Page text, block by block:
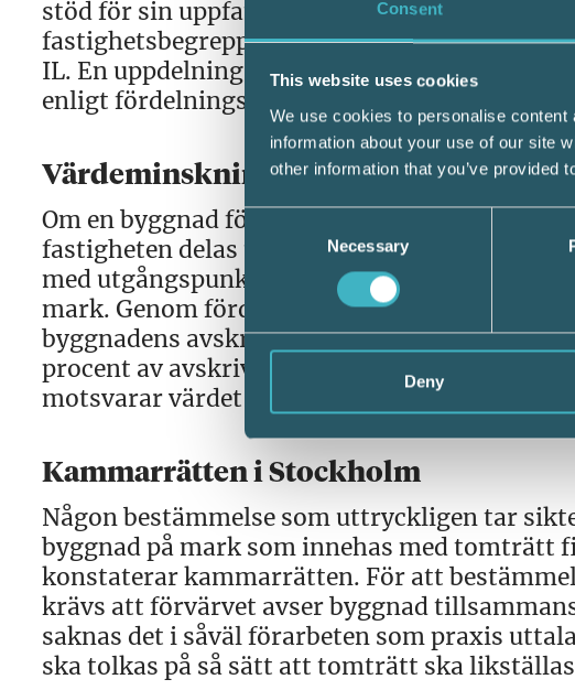
Consent
This website uses cookies
We use cookies to personalise
information about your use of our site
other information that you’ve provided
Consent
Selection
Necessary
Deny
stöd för sin uppfattning hänvisade
fastighetsbegreppet i skattesammanhang.
IL. En uppdelning av anskaffningsvärdet
enligt fördelningsregeln i 19 kap. 11 §
Värdeminskningsavdrag för byggnad
Om en byggnad förvärvas tillsammans med
fastigheten delas upp mellan mark och
med utgångspunkt i fastighetens
mark. Genom fördelningen erhålls ett
byggnadens avskrivningsunderlag.
procent av avskrivningsunderlaget. Något
motsvarar värdet av marken får inte göras.
Kammarrätten i Stockholm
Någon bestämmelse som uttryckligen tar
byggnad på mark som innehas med tomträtt
konstaterar kammarrätten. För att
krävs att förvärvet avser byggnad
saknas det i såväl förarbeten som praxis
ska tolkas på så sätt att tomträtt ska